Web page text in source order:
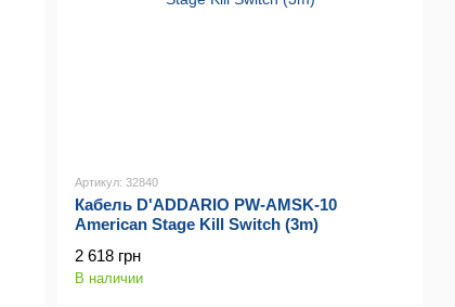
Артикул: 32840
Кабель D'ADDARIO PW-AMSK-10
American Stage Kill Switch (3m)
2 618 грн
В наличии